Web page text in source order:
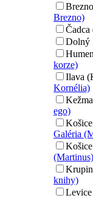
Brezno)
Dolný
korze)
Ilava
Kornélia)
ego)
Galéria
(Martinus)
knihy)